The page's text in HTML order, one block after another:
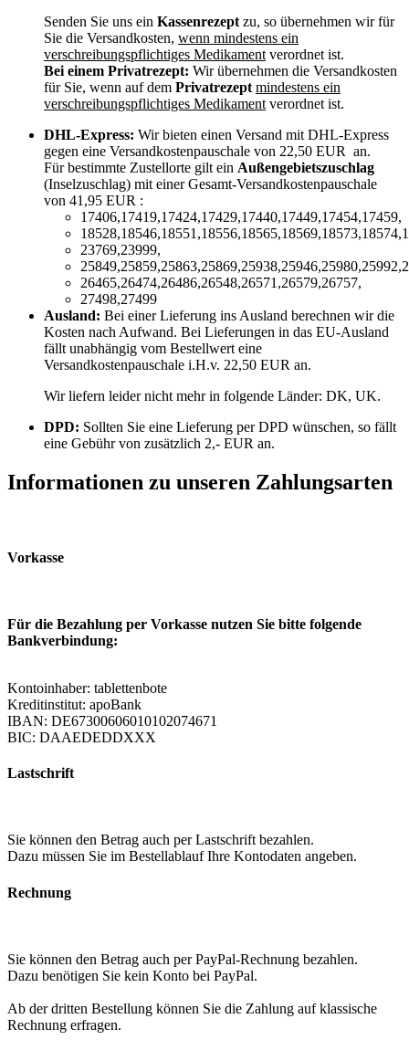
Senden Sie uns ein Kassenrezeptzu, so übernehmen wir für
Sie die Versandkosten, wenn mindestens ein
verschreibungspflichtiges Medikamentverordnet ist.
Bei einem Privatrezept: Wir übernehmen die Versandkosten
für Sie, wenn auf dem Privatrezept mindestens ein
verschreibungspflichtiges Medikamentverordnet ist.
DHL-Express: Wir bieten einen Versand mit DHL-Express
gegen eine Versandkostenpauschale von 22,50 EUR an.
Für bestimmte Zustellorte gilt ein Außengebietszuschlag
(Inselzuschlag) mit einer Gesamt-Versandkostenpauschale
von 41,95 EUR :
17406,17419,17424,17429,17440,17449,17454,17459,
23769,23999,
26465,26474,26486,26548,26571,26579,26757,
27498,27499
Ausland: Bei einer Lieferung ins Ausland berechnen wir die
Kosten nach Aufwand. Bei Lieferungen in das EU-Ausland
fällt unabhängig vom Bestellwert eine
Versandkostenpauschale i.H.v. 22,50 EUR an.
Wir liefern leider nicht mehr in folgende Länder: DK, UK.
DPD: Sollten Sie eine Lieferung per DPD wünschen, so fällt
eine Gebühr von zusätzlich 2,- EUR an.
Informationen zu unseren Zahlungsarten
Vorkasse
Für die Bezahlung per Vorkasse nutzen Sie bitte folgende
Bankverbindung:
Kontoinhaber: tablettenbote
Kreditinstitut: apoBank
IBAN: DE67300606010102074671
BIC: DAAEDEDDXXX
Lastschrift
Sie können den Betrag auch per Lastschrift bezahlen.
Dazu müssen Sie im Bestellablauf Ihre Kontodaten angeben.
Rechnung
Sie können den Betrag auch per PayPal-Rechnung bezahlen.
Dazu benötigen Sie kein Konto bei PayPal.
Ab der dritten Bestellung können Sie die Zahlung auf klassische
Rechnung erfragen.